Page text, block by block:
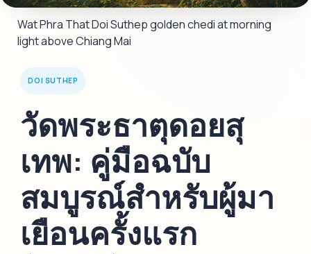
Wat Phra That Doi Suthep golden chedi at morning
light above Chiang Mai
DOI SUTHEP
วัดพระธาตุดอยสุ
เทพ: คู่มือฉบับ
สมบูรณ์สำหรับผู้มา
เยือนครั้งแรก